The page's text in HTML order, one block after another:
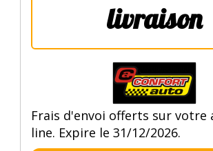
livraison
Frais d'envoi offerts sur votre
line. Expire le 31/12/2026.